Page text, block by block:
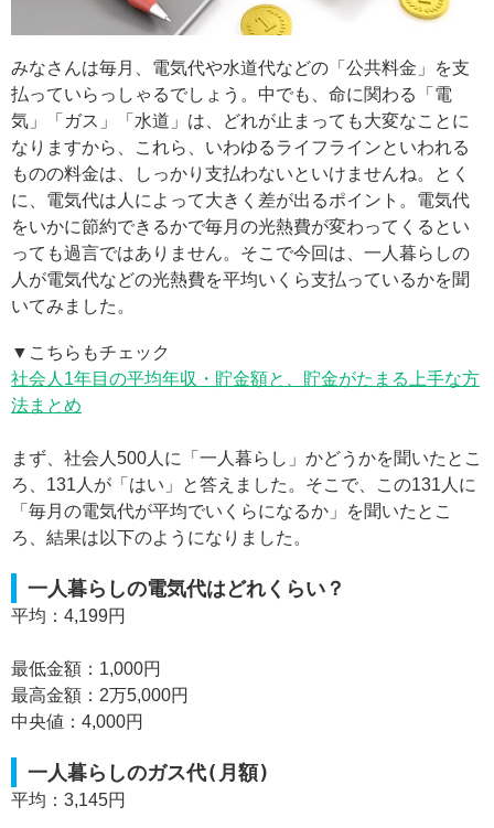
みなさんは毎月、電気代や水道代などの「公共料金」を支
払っていらっしゃるでしょう。中でも、命に関わる「電
気」「ガス」「水道」は、どれが止まっても大変なことに
なりますから、これら、いわゆるライフラインといわれる
ものの料金は、しっかり支払わないといけませんね。とく
に、電気代は人によって大きく差が出るポイント。電気代
をいかに節約できるかで毎月の光熱費が変わってくるとい
っても過言ではありません。そこで今回は、一人暮らしの
人が電気代などの光熱費を平均いくら支払っているかを聞
いてみました。
▼こちらもチェック
社会人1年目の平均年収・貯金額と、貯金がたまる上手な方
法まとめ
まず、社会人500人に「一人暮らし」かどうかを聞いたとこ
ろ、131人が「はい」と答えました。そこで、この131人に
「毎月の電気代が平均でいくらになるか」を聞いたとこ
ろ、結果は以下のようになりました。
一人暮らしの電気代はどれくらい？
平均：4,199円
最低金額：1,000円
最高金額：2万5,000円
中央値：4,000円
一人暮らしのガス代(月額)
平均：3,145円